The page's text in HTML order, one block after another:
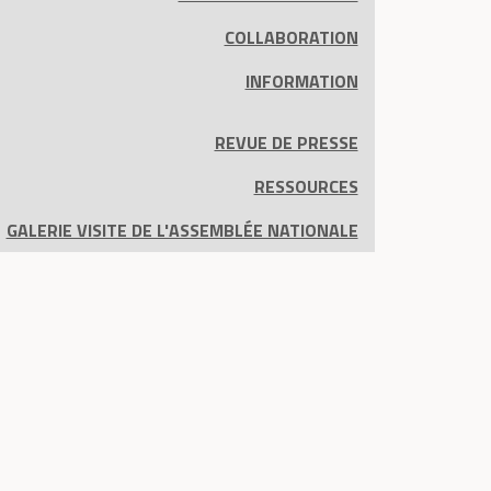
COLLABORATION
INFORMATION
REVUE DE PRESSE
RESSOURCES
GALERIE VISITE DE L'ASSEMBLÉE NATIONALE